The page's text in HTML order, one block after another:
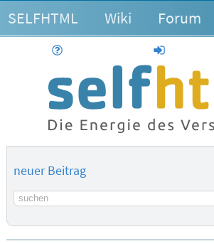
SELFHTML Wiki Forum
anmelden
neuer Beitrag
Suchbegriff